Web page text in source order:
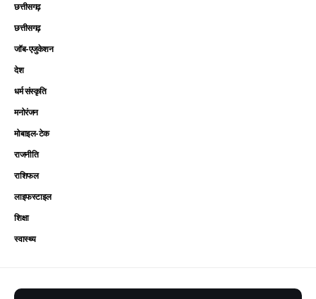
छत्तीसगढ़
छत्तीसगढ़
जॉब-एजुकेशन
देश
धर्म संस्कृति
मनोरंजन
मोबाइल-टेक
राजनीति
राशिफल
लाइफस्टाइल
शिक्षा
स्वास्थ्य